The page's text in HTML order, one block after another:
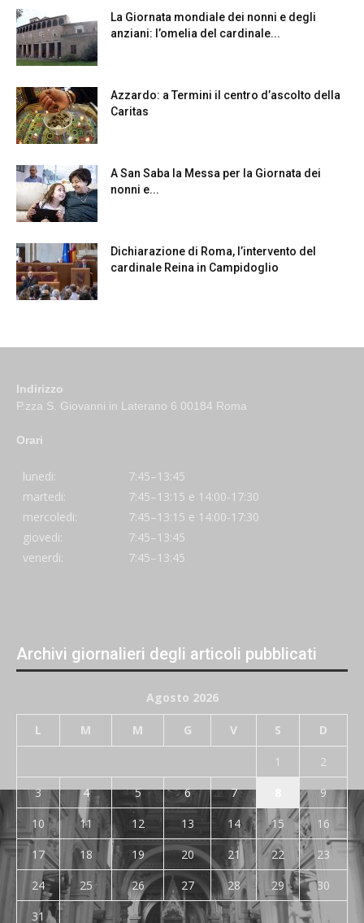
La Giornata mondiale dei nonni e degli
anziani: l’omelia del cardinale...
Azzardo: a Termini il centro d’ascolto della
Caritas
A San Saba la Messa per la Giornata dei
nonni e...
Dichiarazione di Roma, l’intervento del
cardinale Reina in Campidoglio
Indirizzo
P.zza S. Giovanni in Laterano 6 00184 Roma
Orari
lunedi:
7:45–13:45
martedi:
7:45–13:15 e 14:00-17:30
mercoledi:
7:45–13:15 e 14:00-17:30
giovedi:
7:45–13:45
venerdi:
7:45–13:45
Archivi giornalieri degli articoli pubblicati
Agosto 2026
L M M G V S D
1
2
3
4 5 6 7
9
10
11 12 13 14 15
16
17
18 19 20 21 22
23
24
25 26 27 28 29
30
31